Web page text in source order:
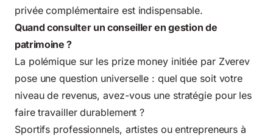
privée complémentaire est indispensable.
Quand consulter un conseiller en gestion de
patrimoine ?
La polémique sur les prize money initiée par Zverev
pose une question universelle : quel que soit votre
niveau de revenus, avez-vous une stratégie pour les
faire travailler durablement ?
Sportifs professionnels, artistes ou entrepreneurs à